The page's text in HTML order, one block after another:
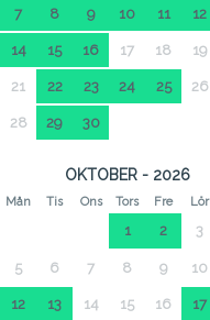
7 8 9 10 11 12
14 15 16 17 18 19
21 22 23 24 25 26
28 29 30
OKTOBER - 2026
Mån Tis Ons Tors Fre Lör
1 2 3
5 6 7 8 9 10
12 13 14 15 16 17